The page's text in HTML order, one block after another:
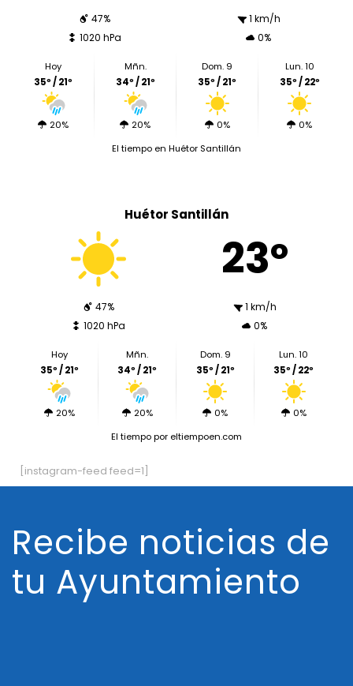
47%
1 km/h
1020 hPa
0%
Hoy
35º / 21º
20%
Mñn.
34º / 21º
20%
Dom. 9
35º / 21º
0%
Lun. 10
35º / 22º
0%
El tiempo en Huétor Santillán
Huétor Santillán
23º
47%
1 km/h
1020 hPa
0%
Hoy
35º / 21º
20%
Mñn.
34º / 21º
20%
Dom. 9
35º / 21º
0%
Lun. 10
35º / 22º
0%
El tiempopor eltiempoen.com
[instagram-feed feed=1]
Recibe noticias de
tu Ayuntamiento